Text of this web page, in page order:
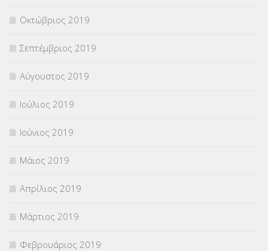
Οκτώβριος 2019
Σεπτέμβριος 2019
Αύγουστος 2019
Ιούλιος 2019
Ιούνιος 2019
Μάιος 2019
Απρίλιος 2019
Μάρτιος 2019
Φεβρουάριος 2019